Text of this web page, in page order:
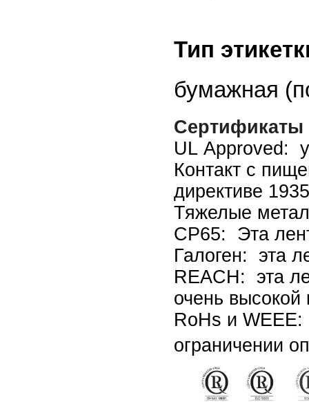
Тип
бумажная
Сертификаты
UL Approved:
Контакт с
директиве
Тяжелые
CP65: Эта
Галоген: эта
REACH: эта
очень высокой
RoHs и WEEE:
ограничении